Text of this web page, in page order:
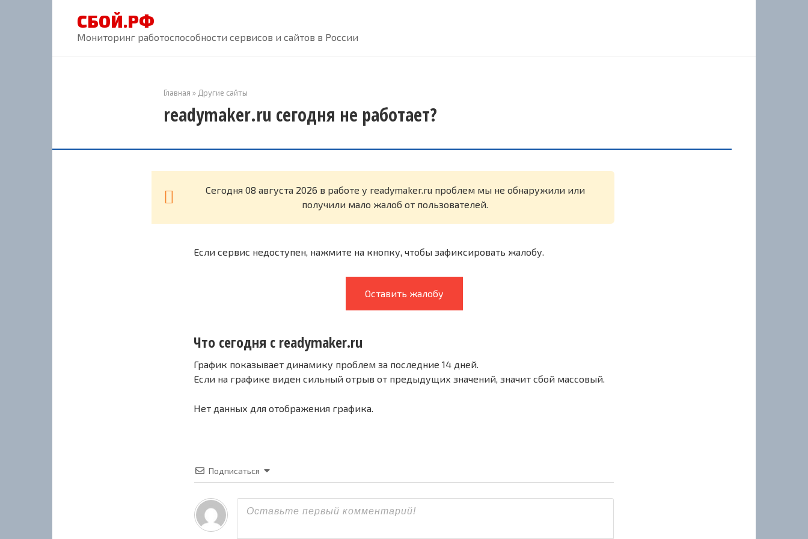
СБОЙ.РФ
Мониторинг работоспособности сервисов и сайтов в России
Главная » Другие сайты
readymaker.ru сегодня не работает?
Cегодня 08 августа 2026 в работе у readymaker.ru проблем мы не обнаружили или
получили мало жалоб от пользователей.
Если сервис недоступен, нажмите на кнопку, чтобы зафиксировать жалобу.
Оставить жалобу
Что сегодня с readymaker.ru
График показывает динамику проблем за последние 14 дней.
Если на графике виден сильный отрыв от предыдущих значений, значит сбой массовый.
Нет данных для отображения графика.
Подписаться